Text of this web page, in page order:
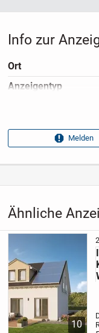
Ähnliche
10
Info zur
Ort
Anzeigen­typ
Aufrufe dieser
Melden